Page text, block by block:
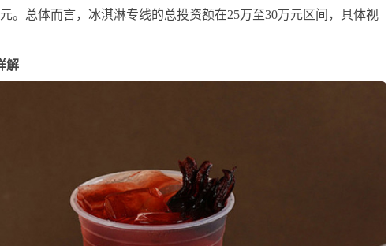
。总体而言，冰淇淋专线的总投资额在25万至30万元区间，具体视
解